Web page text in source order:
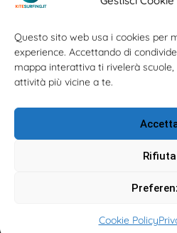
Questo sito web usa i cookies per
experience. Accettando di
mappa interattiva ti rivelerà
attività più vicine a te.
Rifiuta
Cookie Policy
Cerca il tuo Usato
Kitesurfing powered by